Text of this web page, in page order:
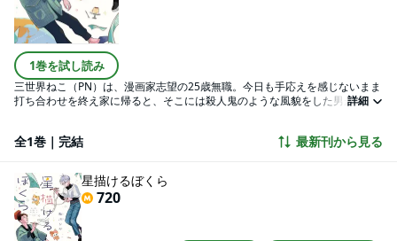
1巻を試し読み
三世界ねこ（PN）は、漫画家志望の25歳無職。今日も手応えを感じないまま
打ち合わせを終え家に帰ると、そこには殺人鬼のような風貌をした男が立っ
青春コメディ！
詳細
全1巻｜完結 最新刊から見る
星描けるぼくら
720